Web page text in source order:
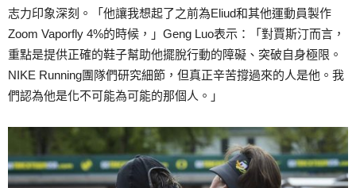
志力印象深刻。「他讓我想起了之前為Eliud和其他運動員製作
Zoom Vaporfly 4%的時候，」Geng Luo表示：「對賈斯汀而言，
重點是提供正確的鞋子幫助他擺脫行動的障礙、突破自身極限。
NIKE Running團隊們研究細節，但真正辛苦撐過來的人是他。我
們認為他是化不可能為可能的那個人。」